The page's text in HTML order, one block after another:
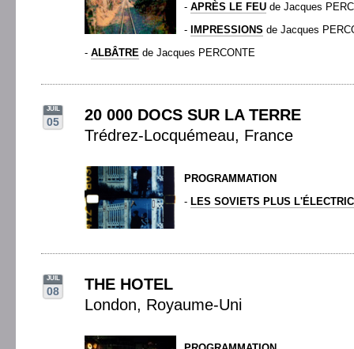
- APRÈS LE FEU de Jacques
-
IMPRESSIONS de Jacques
- ALBÂTRE de Jacques PERCONTE
JUIL
05
20 000 DOCS SUR LA TERRE
Trédrez-Locquémeau, France
PROGRAMMATION
- LES SOVIETS PLUS
JUIL
08
THE HOTEL
London, Royaume-Uni